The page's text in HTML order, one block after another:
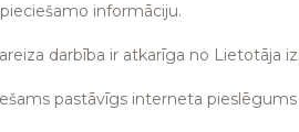
informāciju.
darbība ir atkarīga no Lietotāja
pastāvīgs interneta